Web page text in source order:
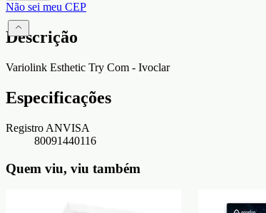
Não sei meu CEP
Descrição
Variolink Esthetic Try Com - Ivoclar
Especificações
Registro ANVISA
80091440116
Quem viu, viu também